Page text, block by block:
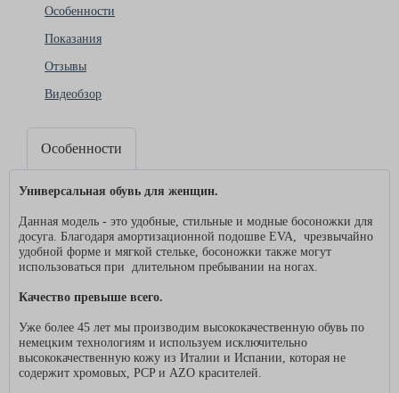
Особенности
Показания
Отзывы
Видеобзор
Особенности
Универсальная обувь для женщин.
Данная модель - это удобные, стильные и модные босоножки для
досуга. Благодаря амортизационной подошве EVA, чрезвычайно
удобной форме и мягкой стельке, босоножки также могут
использоваться при длительном пребывании на ногах.
Качество превыше всего.
Уже более 45 лет мы производим высококачественную обувь по
немецким технологиям и используем исключительно
высококачественную кожу из Италии и Испании, которая не
содержит хромовых, PCP и AZO красителей.